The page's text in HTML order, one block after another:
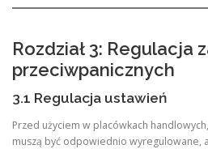
Rozdział 3: Regulacja
przeciwpanicznych
3.1 Regulacja ustawień
Przed użyciem w placówkach
muszą być odpowiednio wyregulowane,